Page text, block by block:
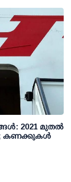
2021 മുതൽ
കണക്കുകൾ